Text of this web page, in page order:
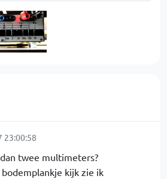
23:00:58
twee multimeters?
kijk zie ik